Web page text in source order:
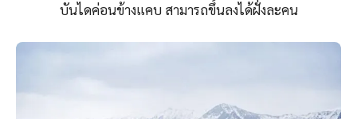
บันไดค่อนข้างแคบ สามารถขึ้นลงได้ฝั่งละคน